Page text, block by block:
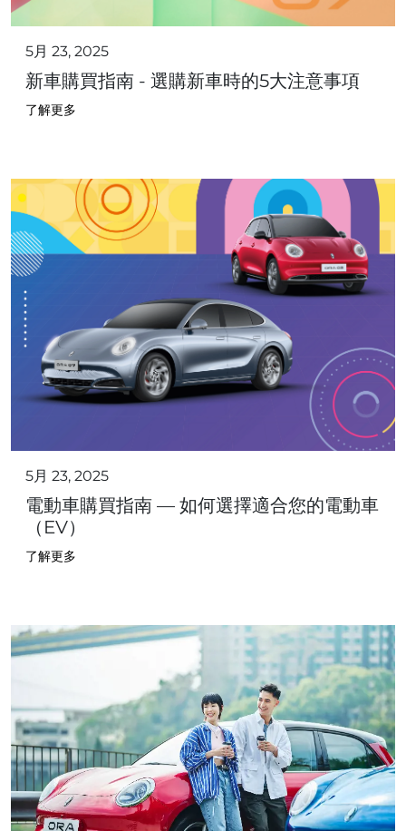
5月 23, 2025
新車購買指南 - 選購新車時的5大注意事項
了解更多
5月 23, 2025
電動車購買指南 — 如何選擇適合您的電動車
（EV）
了解更多